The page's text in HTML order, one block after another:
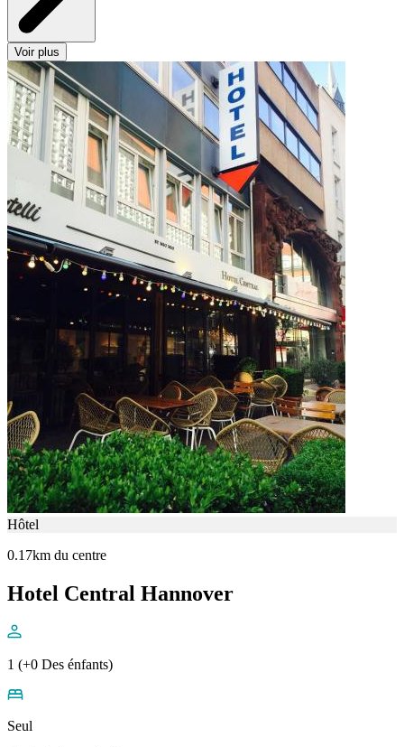
Voir plus
Hôtel
0.17km du centre
Hotel Central Hannover
1 (+0 Des énfants)
Seul